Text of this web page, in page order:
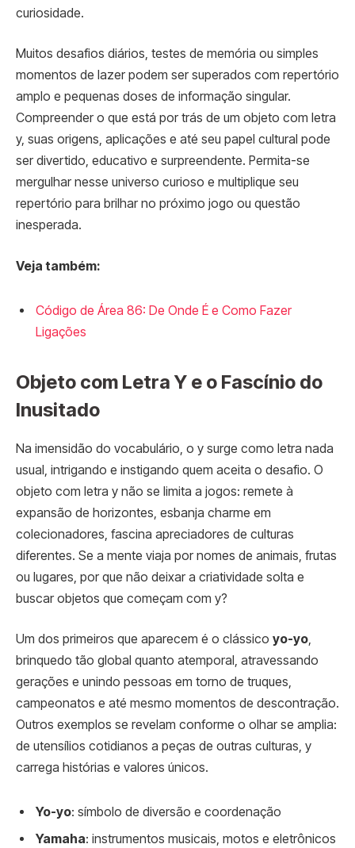
curiosidade.
Muitos desafios diários, testes de memória ou simples
momentos de lazer podem ser superados com repertório
amplo e pequenas doses de informação singular.
Compreender o que está por trás de um objeto com letra
y, suas origens, aplicações e até seu papel cultural pode
ser divertido, educativo e surpreendente. Permita-se
mergulhar nesse universo curioso e multiplique seu
repertório para brilhar no próximo jogo ou questão
inesperada.
Veja também:
Código de Área 86: De Onde É e Como Fazer
Ligações
Objeto com Letra Y e o Fascínio do
Inusitado
Na imensidão do vocabulário, o y surge como letra nada
usual, intrigando e instigando quem aceita o desafio. O
objeto com letra y não se limita a jogos: remete à
expansão de horizontes, esbanja charme em
colecionadores, fascina apreciadores de culturas
diferentes. Se a mente viaja por nomes de animais, frutas
ou lugares, por que não deixar a criatividade solta e
buscar objetos que começam com y?
Um dos primeiros que aparecem é o clássico yo-yo,
brinquedo tão global quanto atemporal, atravessando
gerações e unindo pessoas em torno de truques,
campeonatos e até mesmo momentos de descontração.
Outros exemplos se revelam conforme o olhar se amplia:
de utensílios cotidianos a peças de outras culturas, y
carrega histórias e valores únicos.
Yo-yo: símbolo de diversão e coordenação
Yamaha: instrumentos musicais, motos e eletrônicos